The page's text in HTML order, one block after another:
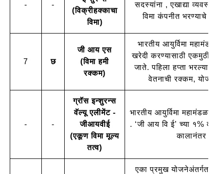
- -
(विक्रीहक्काचा
विमा)
सदस्यांना , एखाद्या
विमा कंपनीत भरण्याचे
7 छ
जी आय एस
(विमा हमी
रक्कम)
भारतीय आयुर्विमा
खरेदी करण्यासाठी एकमुठी
जाते. पहिला हप्ता
वेतनाची रक्कम,
- -
ग्रॉस इन्शुरन्स
वॅल्यू एलीमेंट -
जीआयवीई
(एकूण विमा मूल्य
तत्व)
भारतीय आयुर्विमा
. ‘जी आय वि ई’ च्या १%
कालानंतर
एका प्रमुख योजनेअंतर्गत